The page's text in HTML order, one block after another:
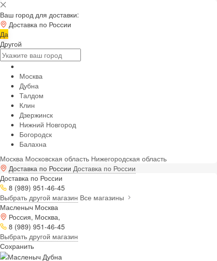
Ваш город для доставки:
Доставка по России
Да
Другой
Москва
Дубна
Талдом
Клин
Дзержинск
Нижний Новгород
Богородск
Балахна
Москва Московская область Нижегородская область
Доставка по России Доставка по России
Доставка по России
8 (989) 951-46-45
Выбрать другой магазин Все магазины
Масленыч Москва
Россия, Москва,
8 (989) 951-46-45
Выбрать другой магазин
Сохранить